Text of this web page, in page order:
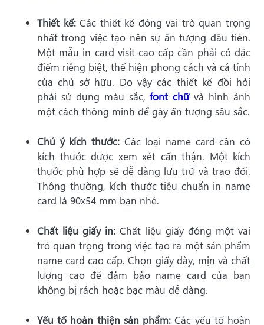
Thiết kế:Các thiết kế đóng vai trò quan trọng
nhất trong việc tạo nên sự ấn tượng đầu tiên.
Một mẫu in card visit cao cấp cần phải có đặc
điểm riêng biệt, thể hiện phong cách và cá tính
của chủ sở hữu. Do vậy các thiết kế đồi hỏi
phải sử dụng màu sắc,font chữvà hình ảnh
một cách thông minh để gây ấn tượng sâu sắc.
Chú ý kích thước: Các loại name card cần có
kích thước được xem xét cẩn thận. Một kích
thước phù hợp sẽ dễ dàng lưu trữ và trao đổi.
Thông thường, kích thước tiêu chuẩn in name
card là 90x54 mm bạn nhé.
Chất liệu giấy in: Chất liệu giấy đóng một vai
trò quan trọng trong việc tạo ra một sản phẩm
name card cao cấp. Chọn giấy dày, mịn và chất
lượng cao để đảm bảo name card của bạn
không bị rách hoặc bạc màu dễ dàng.
Yếu tố hoàn thiện sản phẩm: Các yếu tố hoàn